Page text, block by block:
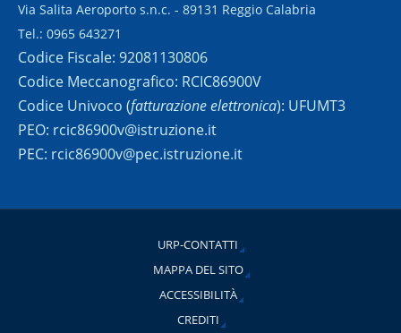
Via Salita Aeroporto s.n.c. - 89131 Reggio Calabria
Tel.: 0965 643271
Codice Fiscale: 92081130806
Codice Meccanografico: RCIC86900V
Codice Univoco (fatturazione elettronica): UFUMT3
PEO: rcic86900v@istruzione.it
PEC: rcic86900v@pec.istruzione.it
URP-CONTATTI
MAPPA DEL SITO
ACCESSIBILITÀ
CREDITI